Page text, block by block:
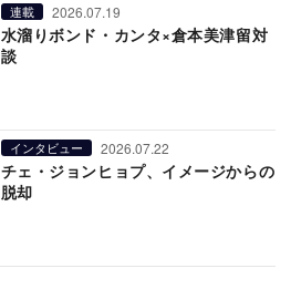
連載 2026.07.19
水溜りボンド・カンタ×倉本美津留対
談
インタビュー 2026.07.22
チェ・ジョンヒョプ、イメージからの
脱却